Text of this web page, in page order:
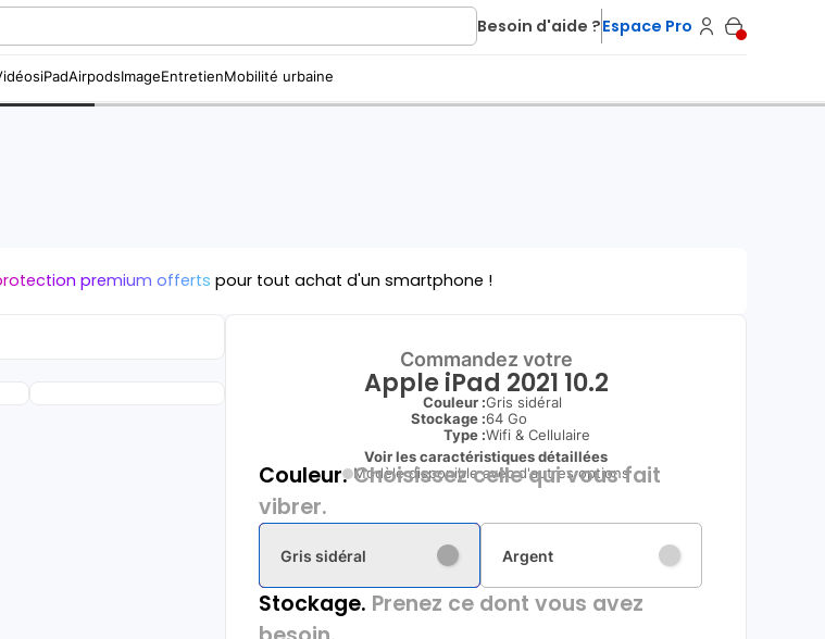
Besoin d'aide ?Espace Pro
iPadAirpodsImageEntretienMobilité urbaine
premium offerts pour tout achat d'un smartphone !
Commandez votre
Apple iPad 2021 10.2
Couleur :Gris sidéral
Stockage :64 Go
Type :Wifi & Cellulaire
Voir les caractéristiques détaillées
Modèle disponible avec d'autres options
Couleur.Choisissez celle qui vous fait
vibrer.
Gris sidéral Argent
Stockage. Prenez ce dont vous avez